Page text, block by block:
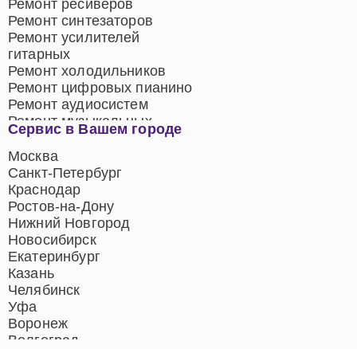
Сервис в Вашем городе
Москва
Санкт-Петербург
Краснодар
Ростов-на-Дону
Нижний Новгород
Новосибирск
Екатеринбург
Казань
Челябинск
Уфа
Воронеж
Волгоград
Ремонт ресиверов
Ремонт синтезаторов
Ремонт усилителей
гитарных
Ремонт холодильников
Ремонт цифровых пианино
Ремонт аудиосистем
Ремонт музыкальных
центров
Ремонт домашних
кинотеатров
Ремонт микрофонов
Ремонт акустических
систем